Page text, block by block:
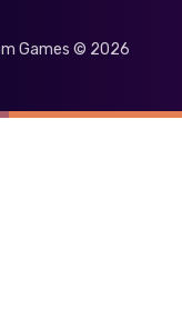
Games © 2026